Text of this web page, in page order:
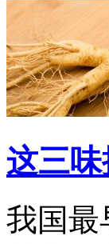
这三
我国最